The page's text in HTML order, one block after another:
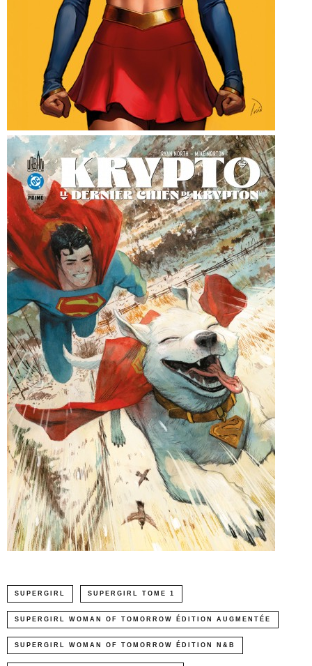
SUPERGIRL SUPERGIRL TOME 1
SUPERGIRL WOMAN OF TOMORROW ÉDITION AUGMENTÉE
SUPERGIRL WOMAN OF TOMORROW ÉDITION N&B